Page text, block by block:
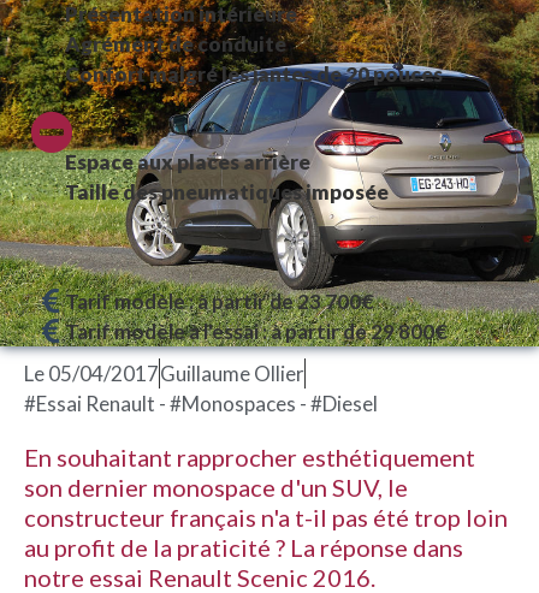
Présentation intérieure
Agrément de conduite
Confort malgré les jantes de 20 pouces
Espace aux places arrière
Taille des pneumatiques imposée
Tarif modèle : à partir de 23 700€
Tarif modèle à l'essai : à partir de 29 800€
Le05/04/2017Guillaume Ollier
#Essai Renault - #Monospaces - #Diesel
En souhaitant rapprocher esthétiquement
son dernier monospace d'un SUV, le
constructeur français n'a t-il pas été trop loin
au profit de la praticité ? La réponse dans
notre essai Renault Scenic 2016.